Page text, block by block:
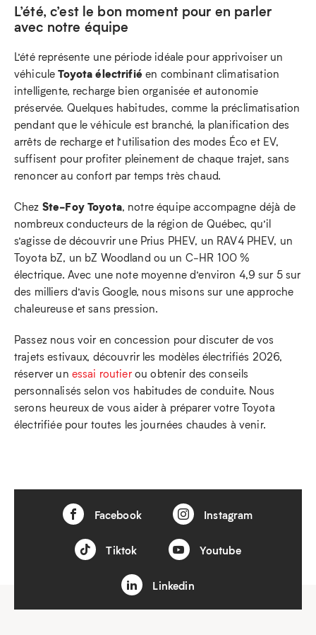
L’été, c’est le bon moment pour en parler
avec notre équipe
L’été représente une période idéale pour apprivoiser un
véhiculeToyota électrifié en combinant climatisation
intelligente, recharge bien organisée et autonomie
préservée. Quelques habitudes, comme la préclimatisation
pendant que le véhicule est branché, la planification des
arrêts de recharge et l’utilisation des modes Éco et EV,
suffisent pour profiter pleinement de chaque trajet, sans
renoncer au confort par temps très chaud.
Chez Ste‑Foy Toyota, notre équipe accompagne déjà de
nombreux conducteurs de la région de Québec, qu’il
s’agisse de découvrir une Prius PHEV, un RAV4 PHEV, un
Toyota bZ, un bZ Woodland ou un C‑HR 100 %
électrique. Avec une note moyenne d’environ 4,9 sur 5 sur
des milliers d’avis Google, nous misons sur une approche
chaleureuse et sans pression.
Passez nous voir en concession pour discuter de vos
trajets estivaux, découvrir les modèles électrifiés 2026,
réserver un essai routierou obtenir des conseils
personnalisés selon vos habitudes de conduite. Nous
serons heureux de vous aider à préparer votre Toyota
électrifiée pour toutes les journées chaudes à venir.
Facebook Instagram
Tiktok Youtube
Linkedin